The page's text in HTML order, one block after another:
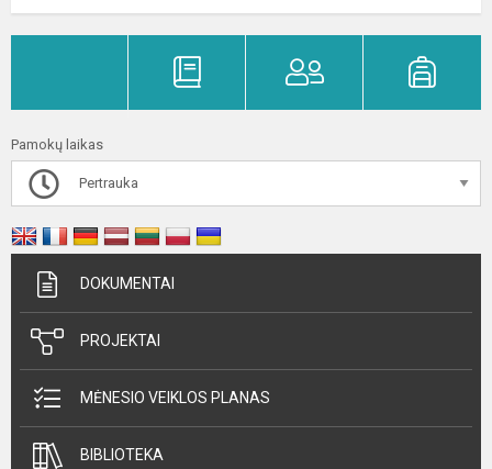
Pamokų laikas
Pertrauka
DOKUMENTAI
PROJEKTAI
MĖNESIO VEIKLOS PLANAS
BIBLIOTEKA